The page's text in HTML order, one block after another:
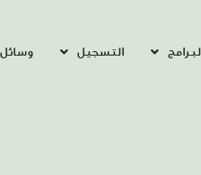
التسجيل وسائل